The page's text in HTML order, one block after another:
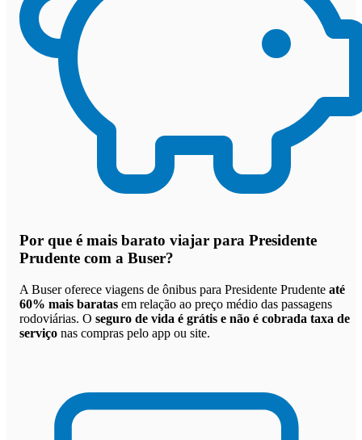
Por que é mais barato viajar para Presidente
Prudente com a Buser?
A Buser oferece viagens de ônibus para Presidente Prudente até
60% mais baratas em relação ao preço médio das passagens
rodoviárias. O seguro de vida é grátis e não é cobrada taxa de
serviço nas compras pelo app ou site.